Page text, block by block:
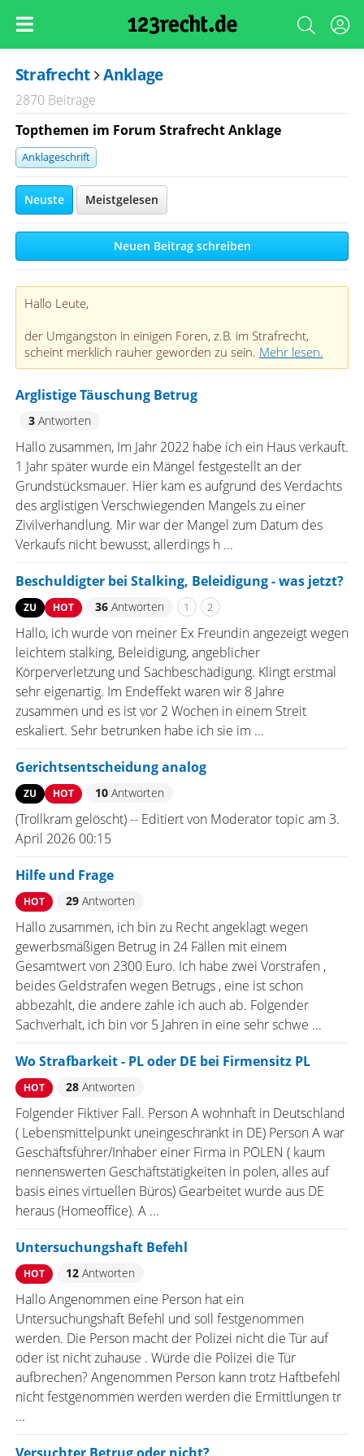
Strafrecht Anklage
2870 Beiträge
Topthemen im Forum Strafrecht Anklage
Anklageschrift
Neuste Meistgelesen
Neuen Beitrag schreiben
Hallo Leute,
der Umgangston in einigen Foren, z.B. im Strafrecht,
scheint merklich rauher geworden zu sein. Mehr lesen.
Arglistige Täuschung Betrug
3Antworten
Hallo zusammen, Im Jahr 2022 habe ich ein Haus verkauft.
1 Jahr später wurde ein Mängel festgestellt an der
Grundstücksmauer. Hier kam es aufgrund des Verdachts
des arglistigen Verschwiegenden Mangels zu einer
Zivilverhandlung. Mir war der Mangel zum Datum des
Verkaufs nicht bewusst, allerdings h ...
Beschuldigter bei Stalking, Beleidigung - was jetzt?
ZU HOT 36Antworten 1 2
Hallo, ich wurde von meiner Ex Freundin angezeigt wegen
leichtem stalking, Beleidigung, angeblicher
Körperverletzung und Sachbeschädigung. Klingt erstmal
sehr eigenartig. Im Endeffekt waren wir 8 Jahre
zusammen und es ist vor 2 Wochen in einem Streit
eskaliert. Sehr betrunken habe ich sie im ...
Gerichtsentscheidung analog
ZU HOT 10Antworten
(Trollkram gelöscht) -- Editiert von Moderator topic am 3.
April 2026 00:15
Hilfe und Frage
HOT 29Antworten
Hallo zusammen, ich bin zu Recht angeklagt wegen
gewerbsmäßigen Betrug in 24 Fällen mit einem
Gesamtwert von 2300 Euro. Ich habe zwei Vorstrafen ,
beides Geldstrafen wegen Betrugs , eine ist schon
abbezahlt, die andere zahle ich auch ab. Folgender
Sachverhalt, ich bin vor 5 Jahren in eine sehr schwe ...
Wo Strafbarkeit - PL oder DE bei Firmensitz PL
HOT 28Antworten
Folgender Fiktiver Fall. Person A wohnhaft in Deutschland
( Lebensmittelpunkt uneingeschränkt in DE) Person A war
Geschäftsführer/Inhaber einer Firma in POLEN ( kaum
nennenswerten Geschäftstätigkeiten in polen, alles auf
basis eines virtuellen Büros) Gearbeitet wurde aus DE
heraus (Homeoffice). A ...
Untersuchungshaft Befehl
HOT 12Antworten
Hallo Angenommen eine Person hat ein
Untersuchungshaft Befehl und soll festgenommen
werden. Die Person macht der Polizei nicht die Tür auf
oder ist nicht zuhause . Würde die Polizei die Tür
aufbrechen? Angenommen Person kann trotz Haftbefehl
nicht festgenommen werden werden die Ermittlungen tr
...